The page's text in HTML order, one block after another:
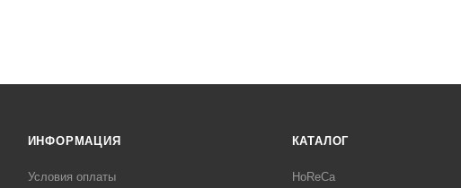
ИНФОРМАЦИЯ
Условия оплаты
КАТАЛОГ
HoReCa